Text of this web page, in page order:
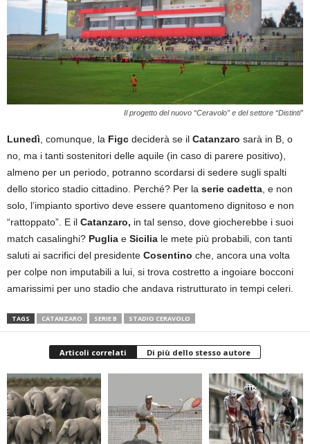
Il progetto del nuovo “Ceravolo” e del settore “Distinti”
Lunedì , comunque, la Figc deciderà se il Catanzaro sarà in B, o
no, ma i tanti sostenitori delle aquile (in caso di parere positivo),
almeno per un periodo, potranno scordarsi di sedere sugli spalti
dello storico stadio cittadino. Perché? Per la serie cadetta , e non
solo, l’impianto sportivo deve essere quantomeno dignitoso e non
“rattoppato”. E il Catanzaro, in tal senso, dove giocherebbe i suoi
match casalinghi? Puglia e Sicilia le mete più probabili, con tanti
saluti ai sacrifici del presidente Cosentino che, ancora una volta
per colpe non imputabili a lui, si trova costretto a ingoiare bocconi
amarissimi per uno stadio che andava ristrutturato in tempi celeri.
TAGS CATANZARO SERIE B STADIO CERAVOLO
Articoli correlati Di più dello stesso autore